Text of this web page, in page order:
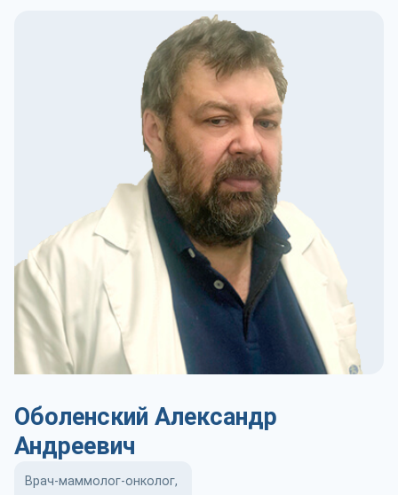
Оболенский Александр
Андреевич
Врач-маммолог-онколог,